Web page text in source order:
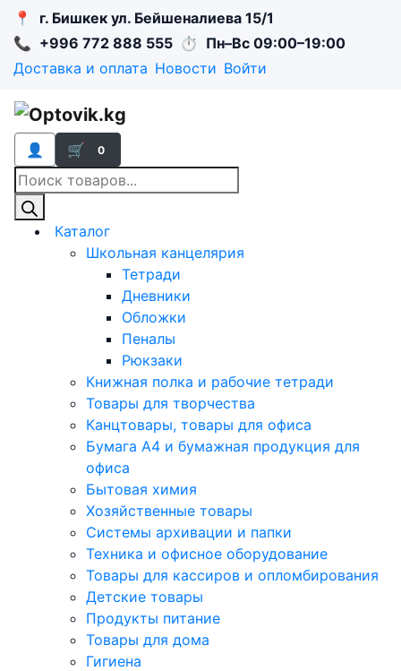
📍
г. Бишкек ул. Бейшеналиева 15/1
📞 +996 772 888 555 ⏱ Пн–Вс 09:00–19:00
Доставка и оплата Новости Войти
👤 🛒 0
Поиск
товаров
Каталог
Школьная канцелярия
Тетради
Дневники
Обложки
Пеналы
Рюкзаки
Книжная полка и рабочие тетради
Товары для творчества
Канцтовары, товары для офиса
Бумага А4 и бумажная продукция для
офиса
Бытовая химия
Хозяйственные товары
Системы архивации и папки
Техника и офисное оборудование
Товары для кассиров и опломбирования
Детские товары
Продукты питание
Товары для дома
Гигиена